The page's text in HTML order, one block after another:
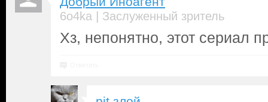
6o4ka | Заслуженный зритель
Хз, непонятно, этот сериал